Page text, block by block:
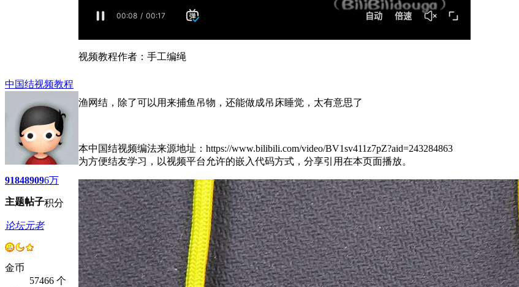
中国结视频教程
9184
主题
8909
帖子
6万
积分
论坛元老
金币
57466 个
视频教程作者：手工编绳
渔网结，除了可以用来捕鱼吊物，还能做成吊床睡觉，太有意思了
本中国结视频编法来源地址：https://www.bilibili.com/video/BV1sv411z7pZ?aid=243284863
为方便结友学习，以视频平台允许的嵌入代码方式，分享引用在本页面播放。